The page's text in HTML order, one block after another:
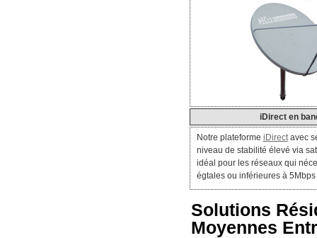
iDirect en
Notre plateforme iDirectavec
niveau de stabilité élevé via
idéal pour les réseaux qui
égtales ou inférieures à 5Mbps
Solutions
Moyennes